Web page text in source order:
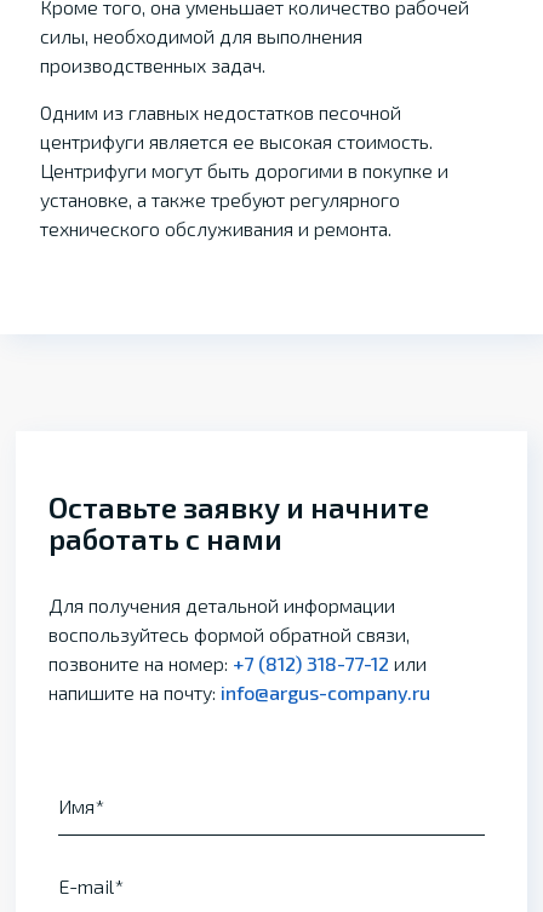
Кроме того, она уменьшает количество рабочей
силы, необходимой для выполнения
производственных задач.
Одним из главных недостатков песочной
центрифуги является ее высокая стоимость.
Центрифуги могут быть дорогими в покупке и
установке, а также требуют регулярного
технического обслуживания и ремонта.
Оставьте заявку и начните
работать с нами
Для получения детальной информации
воспользуйтесь формой обратной связи,
позвоните на номер: +7 (812) 318-77-12 или
напишите на почту: info@argus-company.ru
Имя
E-mail